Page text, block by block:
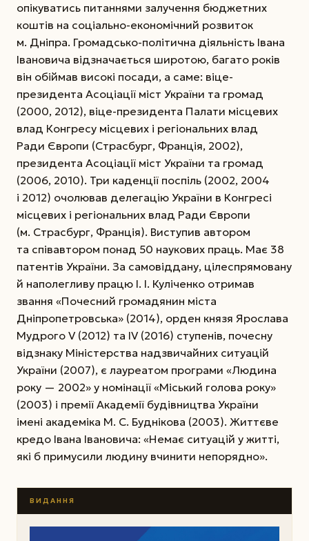
опікуватись питаннями залучення бюджетних
коштів на соціально-економічний розвиток
м. Дніпра. Громадсько-політична діяльність Івана
Івановича відзначається широтою, багато років
він обіймав високі посади, а саме: віце-
президента Асоціації міст України та громад
(2000, 2012), віце-президента Палати місцевих
влад Конгресу місцевих і регіональних влад
Ради Європи (Страсбург, Франція, 2002),
президента Асоціації міст України та громад
(2006, 2010). Три каденції поспіль (2002, 2004
і 2012) очолював делегацію України в Конгресі
місцевих і регіональних влад Ради Європи
(м. Страсбург, Франція). Виступив автором
та співавтором понад 50 наукових праць. Має 38
патентів України. За самовіддану, цілеспрямовану
й наполегливу працю І. І. Куліченко отримав
звання «Почесний громадянин міста
Дніпропетровська» (2014), орден князя Ярослава
Мудрого V (2012) та IV (2016) ступенів, почесну
відзнаку Міністерства надзвичайних ситуацій
України (2007), є лауреатом програми «Людина
року — 2002» у номінації «Міський голова року»
(2003) і премії Академії будівництва України
імені академіка М. С. Буднікова (2003). Життєве
кредо Івана Івановича: «Немає ситуацій у житті,
які б примусили людину вчинити непорядно».
ВИДАННЯ